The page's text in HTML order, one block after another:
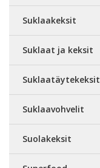
Suklaakeksit
Suklaat ja keksit
Suklaatäytekeksit
Suklaavohvelit
Suolakeksit